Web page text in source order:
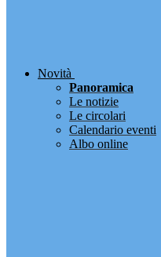
Novità
Panoramica
Le notizie
Le circolari
Calendario eventi
Albo online